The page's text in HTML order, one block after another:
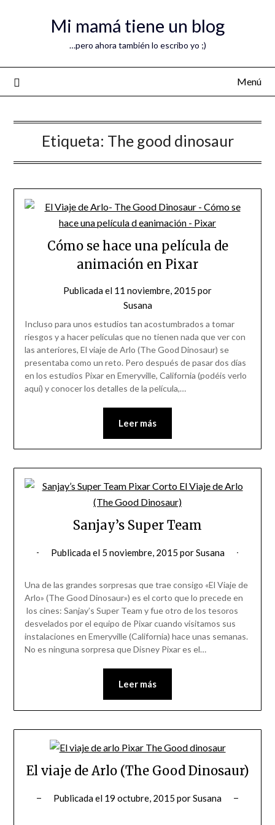
Mi mamá tiene un blog
…pero ahora también lo escribo yo ;)
Menú
Etiqueta: The good dinosaur
Cómo se hace una película de
animación en Pixar
Publicada el 11 noviembre, 2015 por
Susana
Incluso para unos estudios tan acostumbrados a tomar
riesgos y a hacer películas que no tienen nada que ver con
las anteriores, El viaje de Arlo (The Good Dinosaur) se
presentaba como un reto. Pero después de pasar dos días
en los estudios Pixar en Emeryville, California (podéis verlo
aquí) y conocer los detalles de la película,…
Leer más
Sanjay’s Super Team
Publicada el 5 noviembre, 2015 porSusana
Una de las grandes sorpresas que trae consigo «El Viaje de
Arlo» (The Good Dinosaur») es el corto que lo precede en
los cines: Sanjay’s Super Team y fue otro de los tesoros
desvelados por el equipo de Pixar cuando visitamos sus
instalaciones en Emeryville (California) hace unas semanas.
No es ninguna sorpresa que Disney Pixar es el…
Leer más
El viaje de Arlo (The Good Dinosaur)
Publicada el 19 octubre, 2015 porSusana